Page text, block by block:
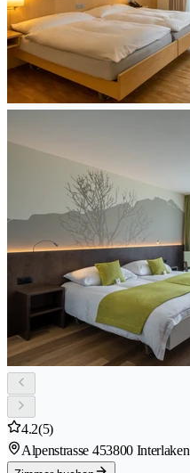
4.2(5)
Alpenstrasse 453800 Interlaken